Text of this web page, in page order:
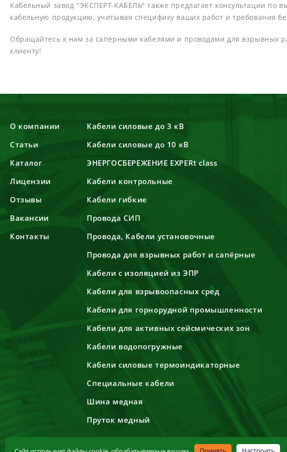
Кабельный завод "ЭКСПЕРТ-КАБЕЛЬ" также предлагает консультации
кабельную продукцию, учитывая специфику ваших работ и требования
Обращайтесь к нам за сапёрными кабелями и проводами для взрывных
клиенту!
О компании
Статьи
Каталог
Лицензии
Отзывы
Вакансии
Контакты
Кабели силовые до 3 кВ
Кабели силовые до 10 кВ
ЭНЕРГОСБЕРЕЖЕНИЕ EXPERt class
Кабели контрольные
Кабели гибкие
Провода СИП
Провода, Кабели установочные
Провода для взрывных работ и сапёрные
Кабели с изоляцией из ЭПР
Кабели для взрывоопасных сред
Кабели для горнорудной промышленности
Кабели для активных сейсмических зон
Кабели водопогружные
Кабели силовые термоиндикаторные
Специальные кабели
Шина медная
Пруток медный